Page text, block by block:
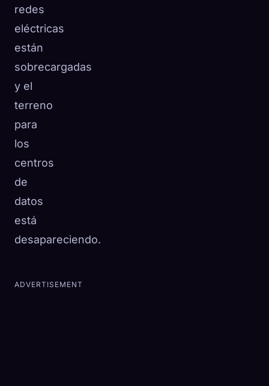
redes
eléctricas
están
sobrecargadas
y el
terreno
para
los
centros
de
datos
está
desapareciendo.
ADVERTISEMENT